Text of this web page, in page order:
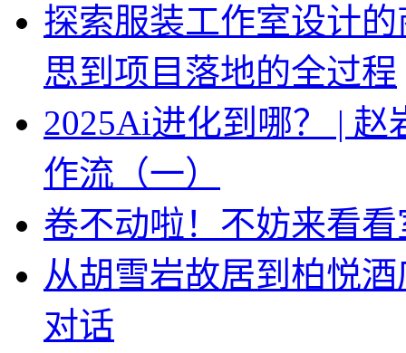
探索服装工作室设计
思到项目落地的全过程
2025Ai进化到哪？ |
作流（一）
卷不动啦！不妨来看
从胡雪岩故居到柏悦
对话